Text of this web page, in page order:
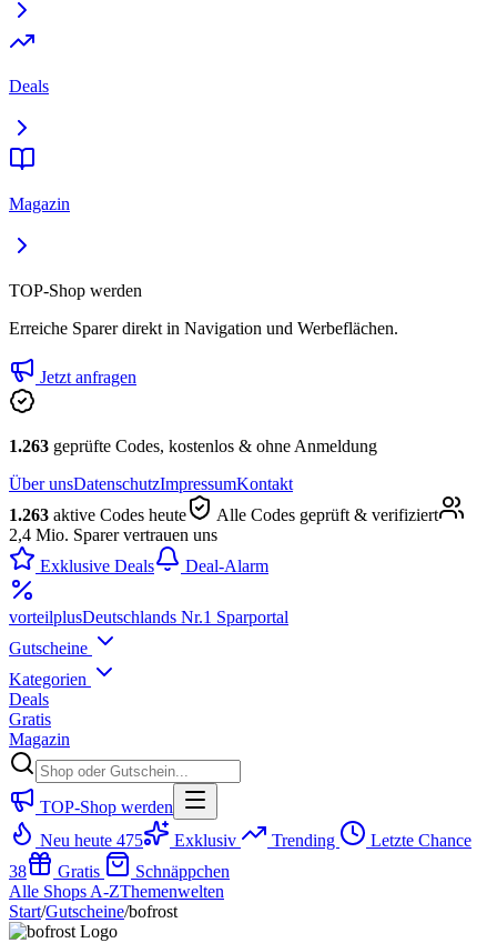
Deals
Magazin
TOP-Shop werden
Erreiche Sparer direkt in Navigation und Werbeflächen.
Jetzt anfragen
1.263 geprüfte Codes, kostenlos & ohne Anmeldung
Über unsDatenschutzImpressumKontakt
1.263 aktive Codes heute
Alle Codes geprüft & verifiziert
2,4 Mio. Sparer vertrauen uns
Exklusive Deals
Deal-Alarm
vorteilplusDeutschlands Nr.1 Sparportal
Gutscheine
Kategorien
Deals
Gratis
Magazin
TOP-Shop werden
Neu heute 475 Exklusiv Trending
Letzte Chance
38
Gratis
Schnäppchen
Alle Shops A-ZThemenwelten
Start/Gutscheine/bofrost